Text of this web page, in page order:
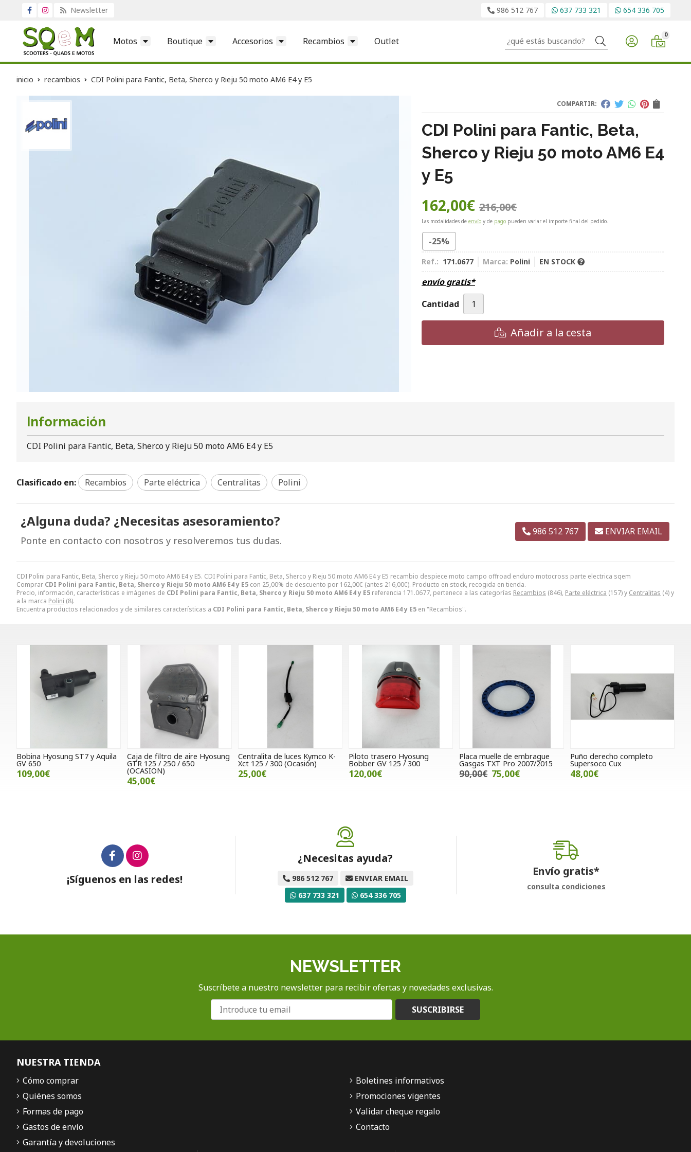
Newsletter 986 512 767 637 733 321 654 336 705
Motos Boutique Accesorios Recambios Outlet Buscar 0
inicio recambios CDI Polini para Fantic, Beta, Sherco y Rieju 50 moto AM6 E4 y E5
COMPARTIR:
CDI Polini para Fantic, Beta,
Sherco y Rieju 50 moto AM6 E4
y E5
162,00€ 216,00€
Las modalidades de envío y de pago pueden variar el importe final del pedido.
-25%
Ref.: 171.0677 Marca: Polini EN STOCK
envío gratis*
Cantidad
Añadir a la cesta
CDI Polini para Fantic, Beta, Sherco y Rieju 50 moto AM6 E4 y E5. CDI Polini para Fantic, Beta, Sherco y Rieju 50 moto AM6 E4 y E5 recambio despiece moto campo offroad enduro motocross parte electrica sqem
Comprar CDI Polini para Fantic, Beta, Sherco y Rieju 50 moto AM6 E4 y E5 con 25,00% de descuento por 162,00€ (antes 216,00€). Producto en stock, recogida en tienda.
Precio, información, características e imágenes de CDI Polini para Fantic, Beta, Sherco y Rieju 50 moto AM6 E4 y E5 referencia 171.0677, pertenece a las categorías Recambios (846), Parte eléctrica (157) y Centralitas (4) y
a la marca Polini (8).
Encuentra productos relacionados y de similares características a CDI Polini para Fantic, Beta, Sherco y Rieju 50 moto AM6 E4 y E5 en "Recambios".
Información
CDI Polini para Fantic, Beta, Sherco y Rieju 50 moto AM6 E4 y E5
Clasificado en: Recambios Parte eléctrica Centralitas Polini
¿Alguna duda? ¿Necesitas asesoramiento?
Ponte en contacto con nosotros y resolveremos tus dudas.
986 512 767 ENVIAR EMAIL
Bobina Hyosung ST7 y Aquila
GV 650
109,00€
Caja de filtro de aire Hyosung
GTR 125 / 250 / 650
(OCASION)
45,00€
Centralita de luces Kymco K-
Xct 125 / 300 (Ocasión)
25,00€
Piloto trasero Hyosung
Bobber GV 125 / 300
120,00€
Placa muelle de embrague
Gasgas TXT Pro 2007/2015
90,00€ 75,00€
Puño derecho completo
Supersoco Cux
48,00€
¡Síguenos en las redes!
¿Necesitas ayuda?
986 512 767
ENVIAR EMAIL
637 733 321
654 336 705
Envío gratis*
consulta condiciones
NEWSLETTER
Suscríbete a nuestro newsletter para recibir ofertas y novedades exclusivas.
SUSCRIBIRSE
NUESTRA TIENDA
Cómo comprar
Quiénes somos
Formas de pago
Gastos de envío
Garantía y devoluciones
Boletines informativos
Promociones vigentes
Validar cheque regalo
Contacto